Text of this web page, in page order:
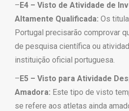
–E4 – Visto de Atividade de
Altamente Qualificada: Os
Portugal precisarão comprovar
de pesquisa científica ou
instituição oficial portuguesa.
–E5 – Visto para Atividade
Amadora: Este tipo de visto
se refere aos atletas ainda